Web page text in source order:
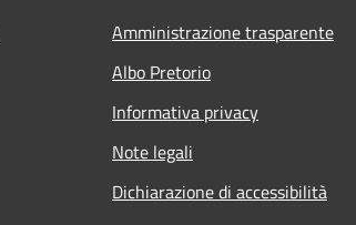
Amministrazione trasparente
Albo Pretorio
Informativa privacy
Note legali
Dichiarazione di accessibilità